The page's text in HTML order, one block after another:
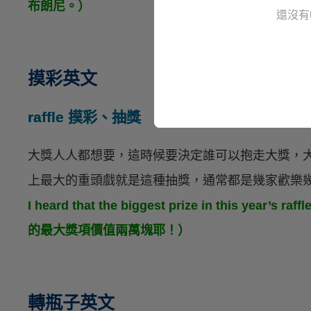
布朗尼。）
摸彩英文
raffle 摸彩、抽獎
大獎人人都想要，這時候要決定誰可以抱走大獎
上最大的重頭戲就是這種抽獎，通常都是幾家歡樂
I heard that the biggest prize in this year’s
的最大獎項價值兩萬塊耶！）
轉瓶子英文
還沒